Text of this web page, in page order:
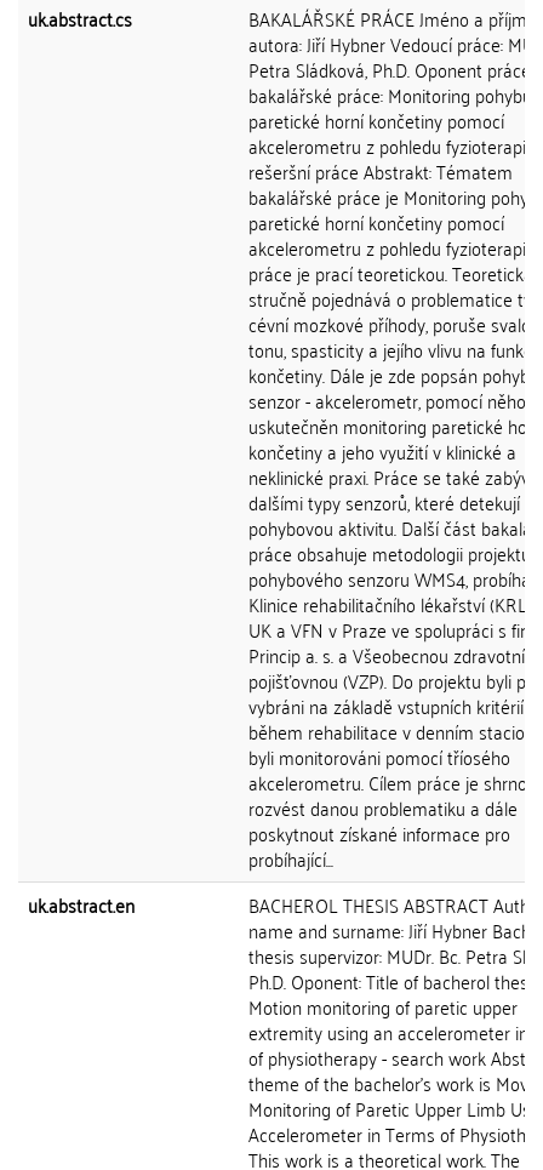
uk.abstract.cs
BAKALÁŘSKÉ PRÁCE Jméno a
autora: Jiří Hybner Vedoucí práce:
Petra Sládková, Ph.D. Oponent práce:
bakalářské práce: Monitoring pohybu
paretické horní končetiny pomocí
akcelerometru z pohledu fyzioterapie
rešeršní práce Abstrakt: Tématem
bakalářské práce je Monitoring
paretické horní končetiny pomocí
akcelerometru z pohledu
práce je prací teoretickou. Teoretická
stručně pojednává o problematice
cévní mozkové příhody, poruše
tonu, spasticity a jejího vlivu na funkci
končetiny. Dále je zde popsán
senzor - akcelerometr, pomocí něhož
uskutečněn monitoring paretické
končetiny a jeho využití v klinické a
neklinické praxi. Práce se také zabývá
dalšími typy senzorů, které detekují
pohybovou aktivitu. Další část
práce obsahuje metodologii projektu
pohybového senzoru WMS4,
Klinice rehabilitačního lékařství (KRL)
UK a VFN v Praze ve spolupráci s
Princip a. s. a Všeobecnou zdravotní
pojišťovnou (VZP). Do projektu byli
vybráni na základě vstupních kritérií a
během rehabilitace v denním
byli monitorováni pomocí tříosého
akcelerometru. Cílem práce je
rozvést danou problematiku a dále
poskytnout získané informace pro
probíhající...
uk.abstract.en
BACHEROL THESIS ABSTRACT
name and surname: Jiří Hybner
thesis supervizor: MUDr. Bc. Petra
Ph.D. Oponent: Title of bacherol thesis:
Motion monitoring of paretic upper
extremity using an accelerometer in
of physiotherapy - search work
theme of the bachelor's work is
Monitoring of Paretic Upper Limb
Accelerometer in Terms of
This work is a theoretical work. The